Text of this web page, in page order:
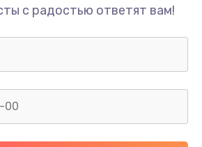
с радостью ответят вам!